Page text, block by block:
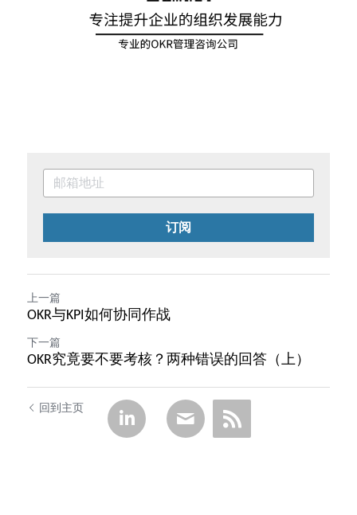
订阅
上一篇
OKR与KPI如何协同作战
下一篇
OKR究竟要不要考核？两种错误的回答（上）
回到主页